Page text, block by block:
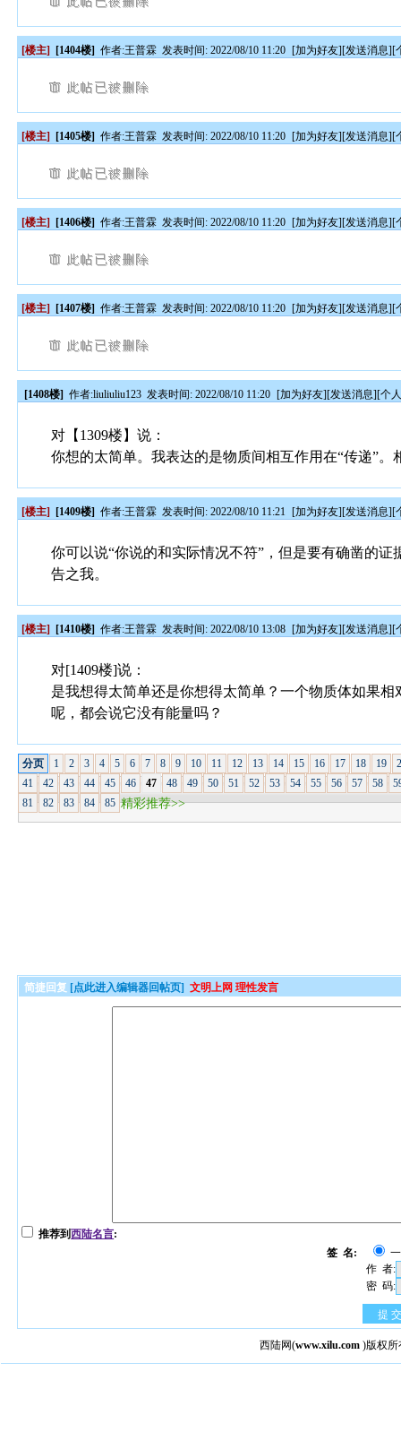
[楼主] [1404楼] 作者:王普霖 发表时间: 2022/08/10 11:20 [加为好友][发送消息][
[楼主] [1405楼] 作者:王普霖 发表时间: 2022/08/10 11:20 [加为好友][发送消息][
[楼主] [1406楼] 作者:王普霖 发表时间: 2022/08/10 11:20 [加为好友][发送消息][
[楼主] [1407楼] 作者:王普霖 发表时间: 2022/08/10 11:20 [加为好友][发送消息][
[1408楼] 作者:liuliuliu123 发表时间: 2022/08/10 11:20 [加为好友][发送消息][个
对【1309楼】说：
你想的太简单。我表达的是物质间相互作用在“传递”
[楼主] [1409楼] 作者:王普霖 发表时间: 2022/08/10 11:21 [加为好友][发送消息][
你可以说“你说的和实际情况不符”，但是要有确凿的
告之我。
[楼主] [1410楼] 作者:王普霖 发表时间: 2022/08/10 13:08 [加为好友][发送消息][
对[1409楼]说：
是我想得太简单还是你想得太简单？一个物质体如果
呢，都会说它没有能量吗？
分页 1 2 3 4 5 6 7 8 9 10 11 12 13 14 15 16 17 18 19
41
42 43 44 45 46 47 48 49 50 51 52 53 54 55 56 57 58
81
82 83 84 85 精彩推荐>>
简捷回复 [点此进入编辑器回帖页] 文明上网 理性发言
推荐到西陆名言:
签 名:
作 者:
密 码:
提 交
西陆网(www.xilu.com )版权